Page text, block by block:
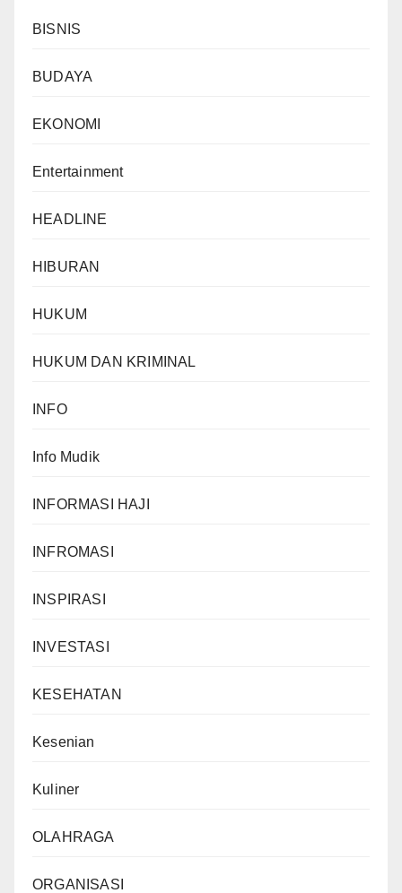
BISNIS
BUDAYA
EKONOMI
Entertainment
HEADLINE
HIBURAN
HUKUM
HUKUM DAN KRIMINAL
INFO
Info Mudik
INFORMASI HAJI
INFROMASI
INSPIRASI
INVESTASI
KESEHATAN
Kesenian
Kuliner
OLAHRAGA
ORGANISASI